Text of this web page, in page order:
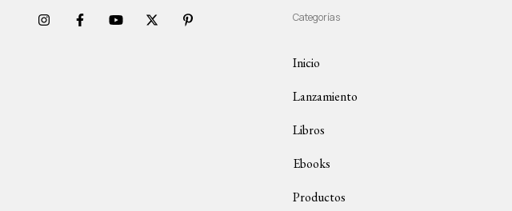
Categorías
Inicio
Lanzamiento
Libros
Ebooks
Productos